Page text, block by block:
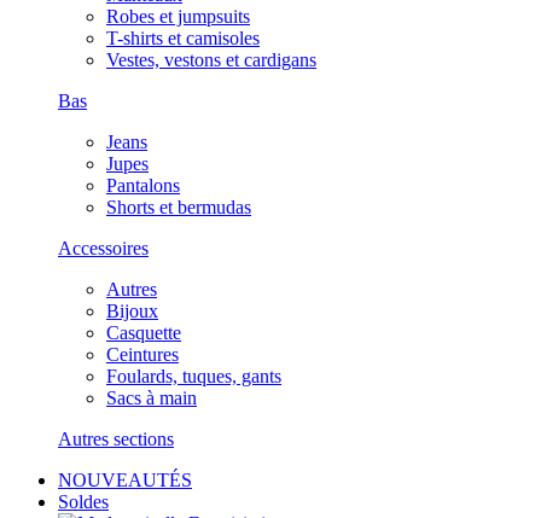
Robes et jumpsuits
T-shirts et camisoles
Vestes, vestons et cardigans
Bas
Jeans
Jupes
Pantalons
Shorts et bermudas
Accessoires
Autres
Bijoux
Casquette
Ceintures
Foulards, tuques, gants
Sacs à main
Autres sections
NOUVEAUTÉS
Soldes